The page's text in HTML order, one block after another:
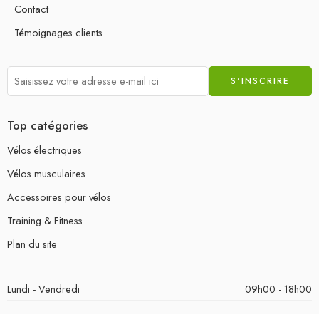
Contact
Témoignages clients
Top catégories
Vélos électriques
Vélos musculaires
Accessoires pour vélos
Training & Fitness
Plan du site
Lundi - Vendredi 09h00 - 18h00